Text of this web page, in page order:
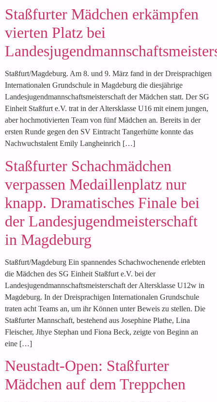
Staßfurter Mädchen erkämpfen
vierten Platz bei
Staßfurt/Magdeburg. Am 8. und 9. März fand in der Dreisprachigen
Internationalen Grundschule in Magdeburg die diesjährige
Landesjugendmannschaftsmeisterschaft der Mädchen statt. Der SG
Einheit Staßfurt e.V. trat in der Altersklasse U16 mit einem jungen,
aber hochmotivierten Team von fünf Mädchen an. Bereits in der
ersten Runde gegen den SV Eintracht Tangerhütte konnte das
Nachwuchstalent Emily Langheinrich […]
Staßfurter Schachmädchen
verpassen Medaillenplatz nur
knapp. Dramatisches Finale bei
der Landesjugendmeisterschaft
in Magdeburg
Staßfurt/Magdeburg Ein spannendes Schachwochenende erlebten
die Mädchen des SG Einheit Staßfurt e.V. bei der
Landesjugendmannschaftsmeisterschaft der Altersklasse U12w in
Magdeburg. In der Dreisprachigen Internationalen Grundschule
traten acht Teams an, um ihr Können unter Beweis zu stellen. Die
Staßfurter Mannschaft, bestehend aus Josephine Plathe, Lina
Fleischer, Jihye Stephan und Fiona Beck, zeigte von Beginn an
eine […]
Neustadt-Open: Staßfurter
Mädchen auf dem Treppchen